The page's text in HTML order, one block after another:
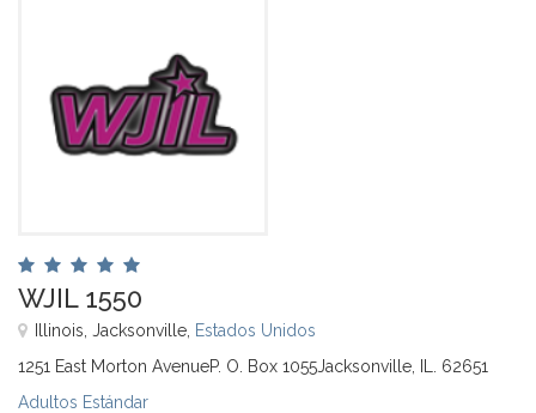
WJIL 1550
Illinois, Jacksonville, Estados Unidos
1251 East Morton AvenueP. O. Box 1055Jacksonville, IL. 62651
Adultos Estándar